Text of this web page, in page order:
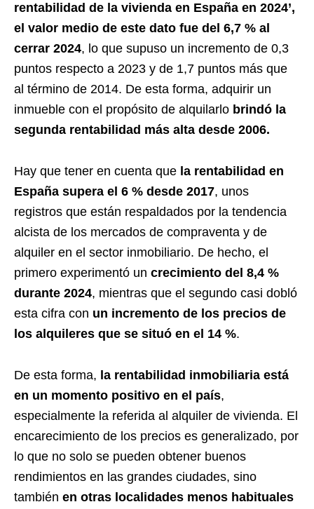
rentabilidad de la vivienda en España en 2024’,
el valor medio de este dato fue del 6,7 % al
cerrar 2024, lo que supuso un incremento de 0,3
puntos respecto a 2023 y de 1,7 puntos más que
al término de 2014. De esta forma, adquirir un
inmueble con el propósito de alquilarlo brindó la
segunda rentabilidad más alta desde 2006.
Hay que tener en cuenta que la rentabilidad en
España supera el 6 % desde 2017, unos
registros que están respaldados por la tendencia
alcista de los mercados de compraventa y de
alquiler en el sector inmobiliario. De hecho, el
primero experimentó un crecimiento del 8,4 %
durante 2024, mientras que el segundo casi dobló
esta cifra con un incremento de los precios de
los alquileres que se situó en el 14 %.
De esta forma, la rentabilidad inmobiliaria está
en un momento positivo en el país,
especialmente la referida al alquiler de vivienda. El
encarecimiento de los precios es generalizado, por
lo que no solo se pueden obtener buenos
rendimientos en las grandes ciudades, sino
también en otras localidades menos habituales